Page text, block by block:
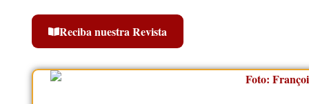
Reciba nuestra Revista